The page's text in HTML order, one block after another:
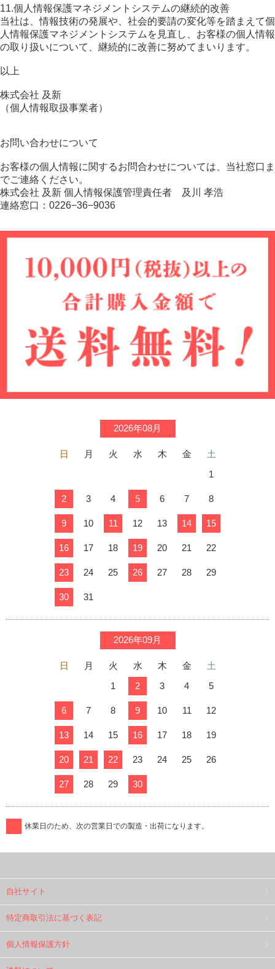
11.個人情報保護マネジメントシステムの継続的改善
当社は、情報技術の発展や、社会的要請の変化等を踏まえて個
人情報保護マネジメントシステムを見直し、お客様の個人情報
の取り扱いについて、継続的に改善に努めてまいります。
以上
株式会社 及新
（個人情報取扱事業者）
お問い合わせについて
お客様の個人情報に関するお問合わせについては、当社窓口ま
でご連絡ください。
株式会社 及新 個人情報保護管理責任者 及川 孝浩
連絡窓口：0226−36−9036
2026年08月
日 月 火 水 木 金
土
1
2 3 4 5 6 7 8
9 10 11 12 13 14 15
16 17 18 19 20 21 22
23 24 25 26 27 28 29
30 31
2026年09月
日 月 火 水 木 金
土
1
2 3 4 5
6 7 8 9 10 11 12
13 14 15 16 17 18 19
20 21 22 23 24 25 26
27 28 29 30
休業日のため、次の営業日での製造・出荷になります。
自社サイト
特定商取引法に基づく表記
個人情報保護方針